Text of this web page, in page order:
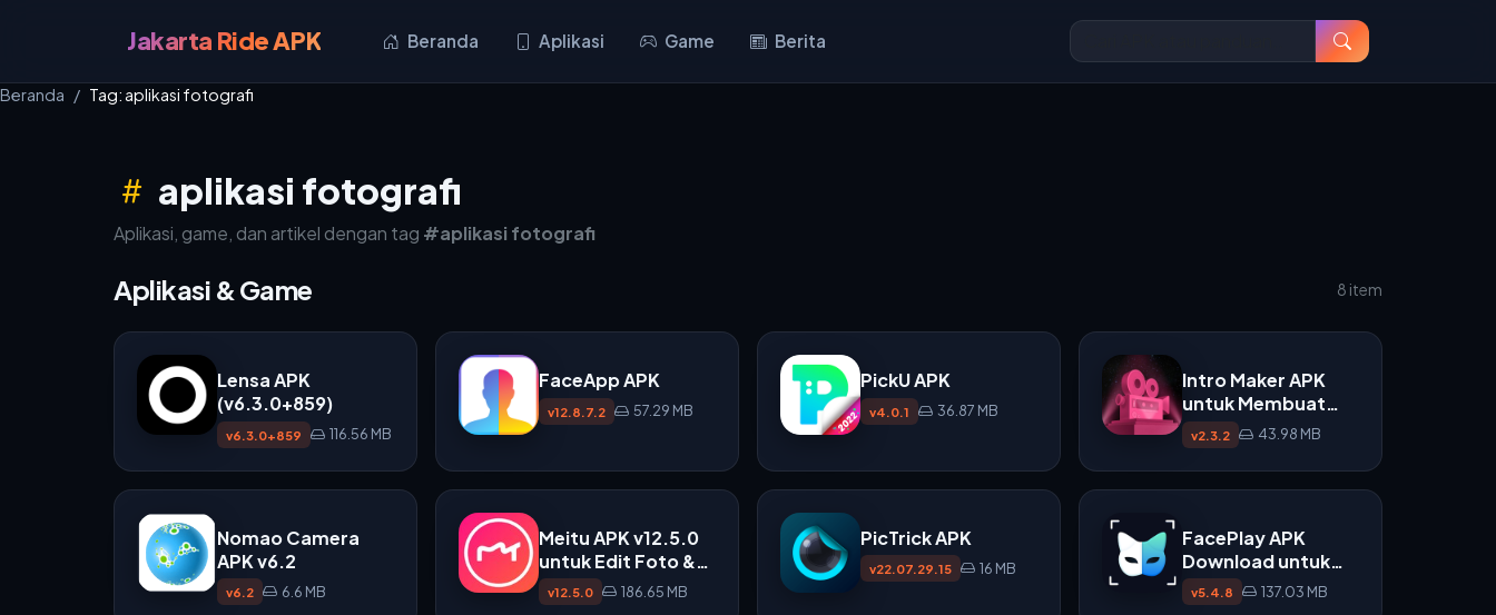
Jakarta Ride APK Beranda Aplikasi Game Berita
Beranda Tag: aplikasi fotografi
aplikasi fotografi
Aplikasi, game, dan artikel dengan tag #aplikasi fotografi
Aplikasi & Game 8 item
Lensa APK
(v6.3.0+859)
v6.3.0+859 116.56 MB
FaceApp APK
v12.8.7.2 57.29 MB
PickU APK
v4.0.1 36.87 MB
Intro Maker APK
untuk Membuat
Intro Video di
Android
v2.3.2 43.98 MB
Nomao Camera
APK v6.2
v6.2 6.6 MB
Meitu APK v12.5.0
untuk Edit Foto &
Video
v12.5.0 186.65 MB
PicTrick APK
v22.07.29.15 16 MB
FacePlay APK
Download untuk
Android
v5.4.8 137.03 MB